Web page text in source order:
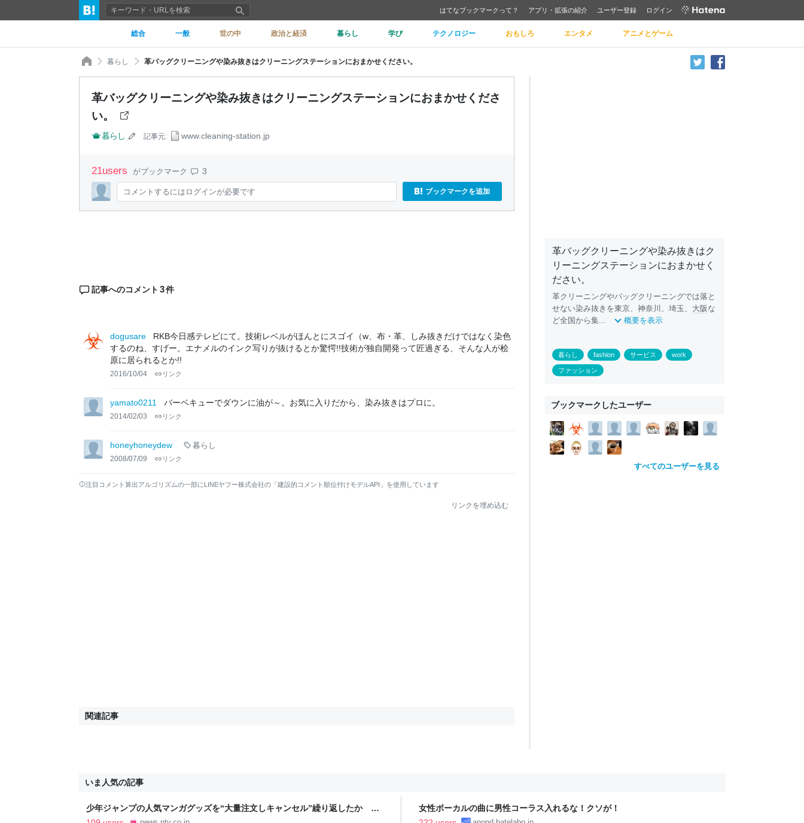
はてなブックマークって？ アプリ・拡張の紹介 ユーザー登録 ログイン
総合 一般 世の中 政治と経済 暮らし 学び テクノロジー おもしろ エンタメ アニメとゲーム
暮らし 革バッグクリーニングや染み抜きはクリーニングステーションにおまかせください。
革バッグクリーニングや染み抜きはクリーニングステーションにおまかせくださ
い。
暮らし 記事元: www.cleaning-station.jp
21users がブックマーク 3
コメントするにはログインが必要です ブックマークを追加
記事へのコメント 3件
dogusare
RKB今日感テレビにて。技術レベルがほんとにスゴイ（w、布・革、しみ抜きだけではなく染色
するのね、すげー。エナメルのインク写りが抜けるとか驚愕!!技術が独自開発って匠過ぎる、そんな人が桧
原に居られるとか!!
2016/10/04 リンク
yamato0211 バーベキューでダウンに油が～。お気に入りだから、染み抜きはプロに。
2014/02/03 リンク
honeyhoneydew 暮らし
2008/07/09 リンク
注目コメント算出アルゴリズムの一部にLINEヤフー株式会社の「建設的コメント順位付けモデルAPI」を使用しています
リンクを埋め込む
関連記事
革バッグクリーニングや染み抜きはク
リーニングステーションにおまかせく
ださい。
革クリーニングやバッグクリーニングでは落と
せない染み抜きを東京、神奈川、埼玉、 大阪 な
ど全国から集...
概要を表示
暮らし fashion サービス work
ファッション
ブックマークしたユーザー
すべてのユーザーを見る
いま人気の記事
少年ジャンプの人気マンガグッズを“大量注文しキャンセル”繰り返したか 女
逮捕 総額43億円以上（2026年8月6日掲載）｜日テレNEWS NNN
女性ボーカルの曲に男性コーラス入れるな！クソが！